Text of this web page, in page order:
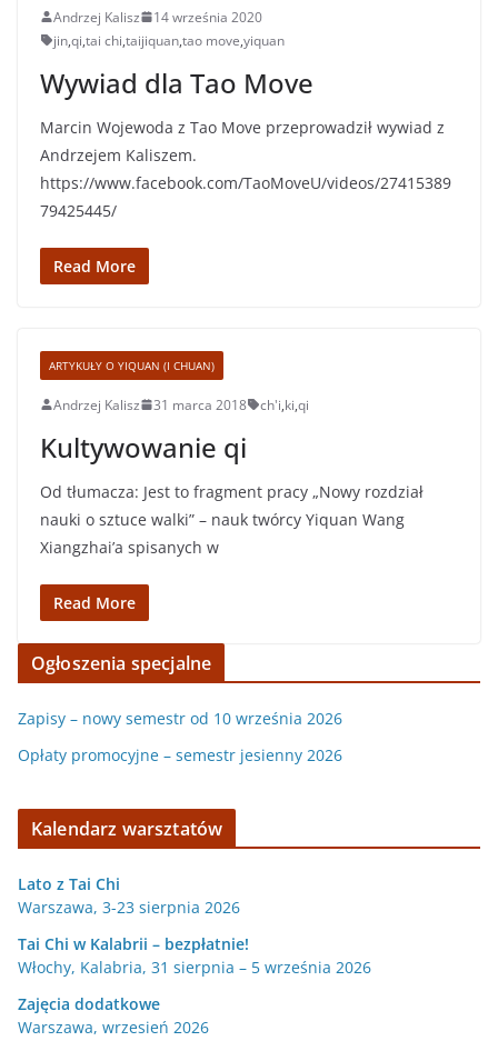
Andrzej Kalisz
14 września 2020
jin,qi,tai chi,taijiquan,tao move,yiquan
Wywiad dla Tao Move
Marcin Wojewoda z Tao Move przeprowadził wywiad z
Andrzejem Kaliszem.
https://www.facebook.com/TaoMoveU/videos/27415389
79425445/
Read More
ARTYKUŁY O YIQUAN (I CHUAN)
Andrzej Kalisz 31 marca 2018 ch'i,ki,qi
Kultywowanie qi
Od tłumacza: Jest to fragment pracy „Nowy rozdział
nauki o sztuce walki” – nauk twórcy Yiquan Wang
Xiangzhai’a spisanych w
Read More
Ogłoszenia specjalne
Zapisy – nowy semestr od 10 września 2026
Opłaty promocyjne – semestr jesienny 2026
Kalendarz warsztatów
Lato z Tai Chi
Warszawa, 3-23 sierpnia 2026
Tai Chi w Kalabrii – bezpłatnie!
Włochy, Kalabria, 31 sierpnia – 5 września 2026
Zajęcia dodatkowe
Warszawa, wrzesień 2026